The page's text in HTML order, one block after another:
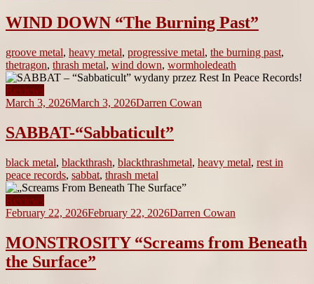
WIND DOWN “The Burning Past”
groove metal, heavy metal, progressive metal, the burning past,
thetragon, thrash metal, wind down, wormholedeath
Reviews
March 3, 2026March 3, 2026Darren Cowan
SABBAT-“Sabbaticult”
black metal, blackthrash, blackthrashmetal, heavy metal, rest in
peace records, sabbat, thrash metal
Reviews
February 22, 2026February 22, 2026Darren Cowan
MONSTROSITY “Screams from Beneath
the Surface”